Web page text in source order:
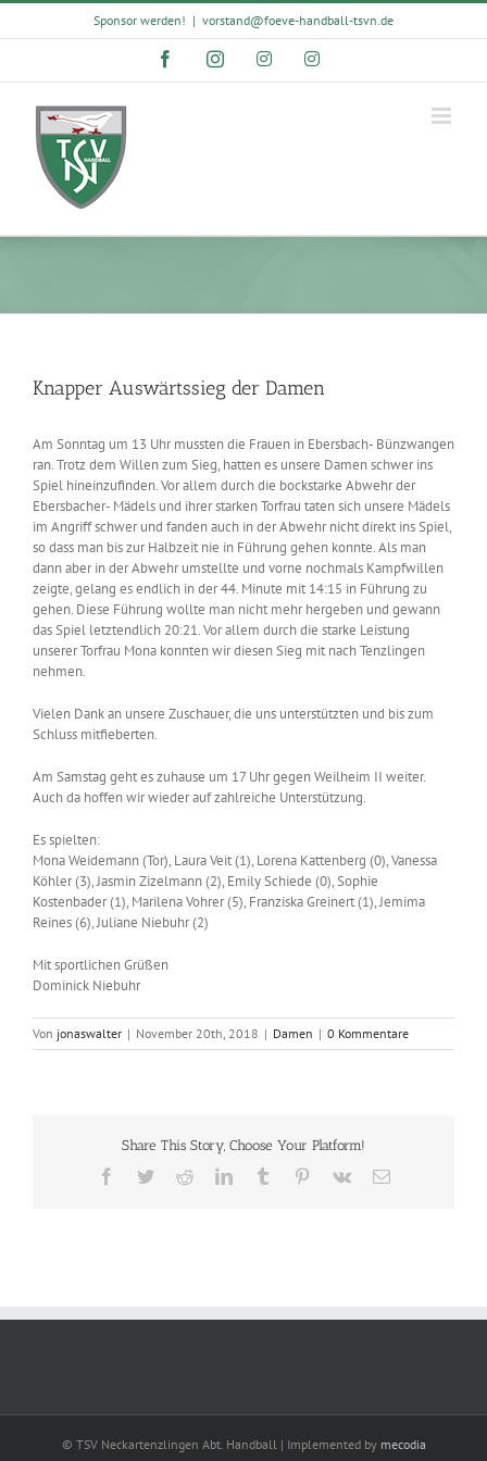
Skip
Sponsor werden! | vorstand@foeve-handball-tsvn.de
FacebookInstagramInstagramInstagram
Knapper Auswärtssieg der Damen
Am Sonntag um 13 Uhr mussten die Frauen in Ebersbach- Bünzwangen
ran. Trotz dem Willen zum Sieg, hatten es unsere Damen schwer ins
Spiel hineinzufinden. Vor allem durch die bockstarke Abwehr der
Ebersbacher- Mädels und ihrer starken Torfrau taten sich unsere Mädels
im Angriff schwer und fanden auch in der Abwehr nicht direkt ins Spiel,
so dass man bis zur Halbzeit nie in Führung gehen konnte. Als man
dann aber in der Abwehr umstellte und vorne nochmals Kampfwillen
zeigte, gelang es endlich in der 44. Minute mit 14:15 in Führung zu
gehen. Diese Führung wollte man nicht mehr hergeben und gewann
das Spiel letztendlich 20:21. Vor allem durch die starke Leistung
unserer Torfrau Mona konnten wir diesen Sieg mit nach Tenzlingen
nehmen.
Vielen Dank an unsere Zuschauer, die uns unterstützten und bis zum
Schluss mitfieberten.
Am Samstag geht es zuhause um 17 Uhr gegen Weilheim II weiter.
Auch da hoffen wir wieder auf zahlreiche Unterstützung.
Es spielten:
Mona Weidemann (Tor), Laura Veit (1), Lorena Kattenberg (0), Vanessa
Köhler (3), Jasmin Zizelmann (2), Emily Schiede (0), Sophie
Kostenbader (1), Marilena Vohrer (5), Franziska Greinert (1), Jemima
Reines (6), Juliane Niebuhr (2)
Mit sportlichen Grüßen
Dominick Niebuhr
Von jonaswalter | November 20th, 2018 | Damen | 0 Kommentare
Share This Story, Choose Your Platform!
Facebook
TwitterRedditLinkedInTumblr Pinterest
Vk
E-
© TSV Neckartenzlingen Abt. Handball | Implemented by mecodia